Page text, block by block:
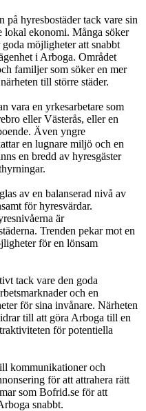
på hyresbostäder tack vare sin
lokal ekonomi. Många söker
möjligheter att snabbt
i Arboga. Området
familjer som söker en mer
till större städer.
vara en yrkesarbetare som
eller Västerås, eller en
Även yngre
en lugnare miljö och en
en bredd av hyresgäster
av en balanserad nivå av
för hyresvärdar.
är
Trenden pekar mot en
för en lönsam
tack vare den goda
och en
för sina invånare. Närheten
till att göra Arboga till en
för potentiella
kommunikationer och
för att attrahera rätt
som Bofrid.se för att
snabbt.